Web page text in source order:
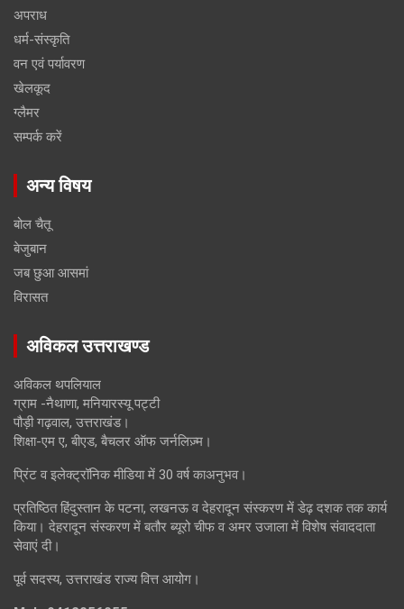
अपराध
धर्म-संस्कृति
वन एवं पर्यावरण
खेलकूद
ग्लैमर
सम्पर्क करें
अन्य विषय
बोल चैतू
बेजुबान
जब छुआ आसमां
विरासत
अविकल उत्तराखण्ड
अविकल थपलियाल
ग्राम -नैथाणा, मनियारस्यू पट्टी
पौड़ी गढ़वाल, उत्तराखंड।
शिक्षा-एम ए, बीएड, बैचलर ऑफ जर्नलिज़्म।
प्रिंट व इलेक्ट्रॉनिक मीडिया में 30 वर्ष काअनुभव।
प्रतिष्ठित हिंदुस्तान के पटना, लखनऊ व देहरादून संस्करण में डेढ़ दशक तक कार्य
किया। देहरादून संस्करण में बतौर ब्यूरो चीफ व अमर उजाला में विशेष संवाददाता
सेवाएं दी।
पूर्व सदस्य, उत्तराखंड राज्य वित्त आयोग।